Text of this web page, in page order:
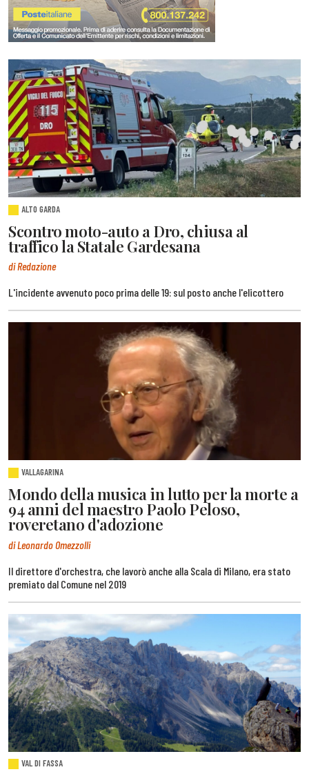
ALTO GARDA
Scontro moto-auto a Dro, chiusa al
traffico la Statale Gardesana
di Redazione
L'incidente avvenuto poco prima delle 19: sul posto anche l'elicottero
VALLAGARINA
Mondo della musica in lutto per la morte a
94 anni del maestro Paolo Peloso,
roveretano d'adozione
di Leonardo Omezzolli
Il direttore d'orchestra, che lavorò anche alla Scala di Milano, era stato
premiato dal Comune nel 2019
VAL DI FASSA